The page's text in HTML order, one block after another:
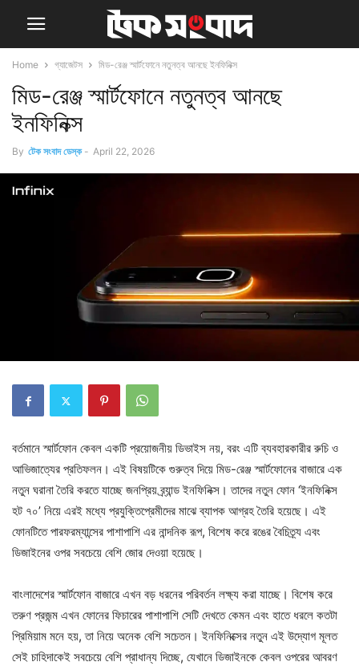
Home গ্যাজেটস মিড-রেঞ্জ স্মার্টফোনে নতুনত্ব আনছে ইনফিনিক্স
মিড-রেঞ্জ স্মার্টফোনে নতুনত্ব আনছে
ইনফিনিক্স
By টেক সংবাদ ডেস্ক - April 22, 2026
বর্তমানে স্মার্টফোন কেবল একটি প্রয়োজনীয় ডিভাইস নয়, বরং এটি ব্যবহারকারীর রুচি ও
আভিজাত্যের প্রতিফলন। এই বিষয়টিকে গুরুত্ব দিয়ে মিড-রেঞ্জ স্মার্টফোনের বাজারে এক
নতুন ঘরানা তৈরি করতে যাচ্ছে জনপ্রিয় ব্র্যান্ড ইনফিনিক্স। তাদের নতুন ফোন ‘ইনফিনিক্স
হট ৭০’ নিয়ে এরই মধ্যে প্রযুক্তিপ্রেমীদের মাঝে ব্যাপক আগ্রহ তৈরি হয়েছে। এই
ফোনটিতে পারফরম্যান্সের পাশাপাশি এর নান্দনিক রূপ, বিশেষ করে রঙের বৈচিত্র্য এবং
ডিজাইনের ওপর সবচেয়ে বেশি জোর দেওয়া হয়েছে।
বাংলাদেশের স্মার্টফোন বাজারে এখন বড় ধরনের পরিবর্তন লক্ষ্য করা যাচ্ছে। বিশেষ করে
তরুণ প্রজন্ম এখন ফোনের ফিচারের পাশাপাশি সেটি দেখতে কেমন এবং হাতে ধরলে কতটা
প্রিমিয়াম মনে হয়, তা নিয়ে অনেক বেশি সচেতন। ইনফিনিক্সের নতুন এই উদ্যোগ মূলত
সেই চাহিদাকেই সবচেয়ে বেশি প্রাধান্য দিচ্ছে, যেখানে ডিজাইনকে কেবল ওপরের আবরণ